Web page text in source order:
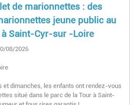
de marionnettes : des
jeune public au
à Saint-Cyr-sur -Loire
08/2026
et dimanches, les enfants ont rendez-vous
situé dans le parc de la Tour à Saint-